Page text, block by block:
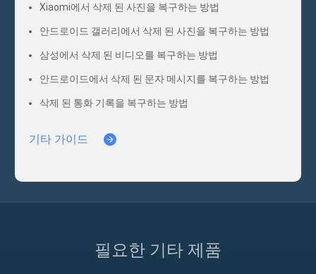
Xiaomi에서 삭제 된 사진을 복구하는 방법
안드로이드 갤러리에서 삭제 된 사진을 복구하는 방법
삼성에서 삭제 된 비디오를 복구하는 방법
안드로이드에서 삭제 된 문자 메시지를 복구하는 방법
삭제 된 통화 기록을 복구하는 방법
기타 가이드
필요한 기타 제품